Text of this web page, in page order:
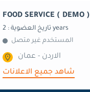
FOOD SERVICE ( DEMO )
تاريخ العضوية : 2 years
المستخدم غير متصل
الاردن - عمان
شاهد جميع الاعلانات